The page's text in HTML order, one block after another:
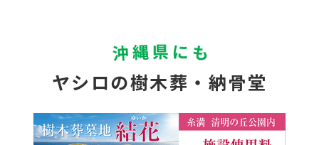
ヤシロの樹木葬・納骨堂